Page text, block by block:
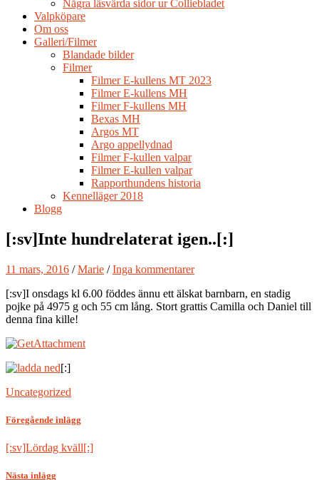
Några läsvärda sidor ur Colliebladet
Valpköpare
Om oss
Galleri/Filmer
Blandade bilder
Filmer
Filmer E-kullens MT 2023
Filmer E-kullens MH
Filmer F-kullens MH
Bexas MH
Argos MT
Argo appellydnad
Filmer F-kullen valpar
Filmer E-kullen valpar
Rapporthundens historia
Kennelläger 2018
Blogg
[:sv]Inte hundrelaterat igen..[:]
11 mars, 2016 /Marie /Inga kommentarer
[:sv]I onsdags kl 6.00 föddes ännu ett älskat barnbarn, en stadig
pojke på 4975 g och 55 cm lång. Stort grattis Camilla och Daniel till
denna fina kille!
[:]
Uncategorized
Föregående inlägg
[:sv]Lördag kväll[:]
Nästa inlägg